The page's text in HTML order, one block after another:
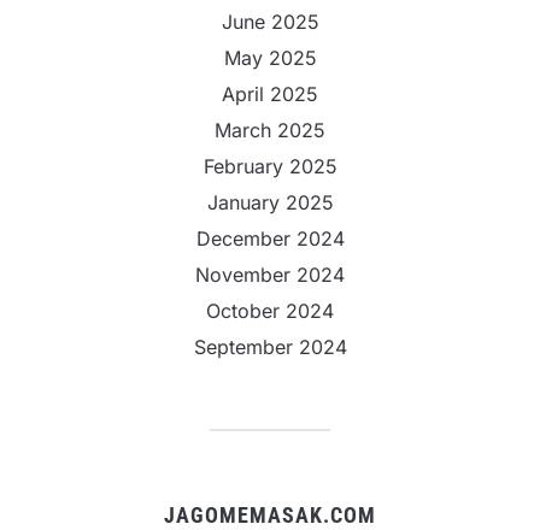
June 2025
May 2025
April 2025
March 2025
February 2025
January 2025
December 2024
November 2024
October 2024
September 2024
JAGOMEMASAK.COM